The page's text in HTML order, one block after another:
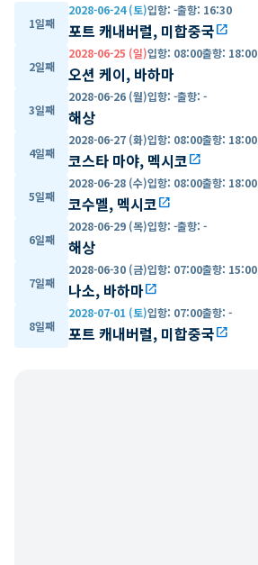
1일째
2028-06-24 (토)입항: -출항: 16:30
포트 캐내버럴, 미합중국open_in_new
2일째
2028-06-25 (일)입항: 08:00출항: 18:00
오션 케이, 바하마
3일째
2028-06-26 (월)입항: -출항: -
해상
4일째
2028-06-27 (화)입항: 08:00출항: 18:00
코스타 마야, 멕시코open_in_new
5일째
2028-06-28 (수)입항: 08:00출항: 18:00
코수멜, 멕시코open_in_new
6일째
2028-06-29 (목)입항: -출항: -
해상
7일째
2028-06-30 (금)입항: 07:00출항: 15:00
나소, 바하마open_in_new
8일째
2028-07-01 (토)입항: 07:00출항: -
포트 캐내버럴, 미합중국open_in_new